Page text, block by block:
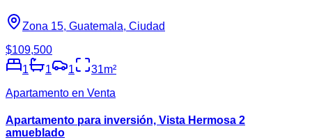
Zona 15, Guatemala, Ciudad
$109,500
1
1 1 31m²
Apartamento en Venta
Apartamento para inversión, Vista Hermosa 2
amueblado